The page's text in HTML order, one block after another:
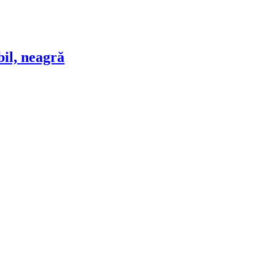
neagră